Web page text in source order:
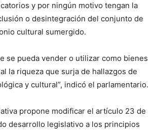
y por ningún motivo tengan la
o desintegración del conjunto de
cultural sumergido.
se pueda vender o utilizar como bienes
la riqueza que surja de hallazgos de
y cultural”, indicó el parlamentario.
propone modificar el artículo 23 de
desarrollo legislativo a los principios